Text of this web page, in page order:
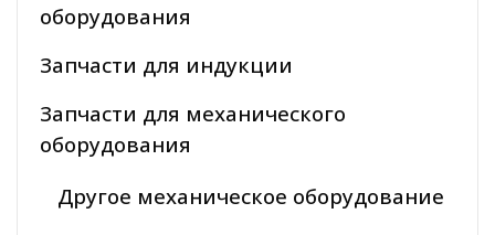
оборудования
Запчасти для индукции
Запчасти для механического
оборудования
Другое механическое оборудование